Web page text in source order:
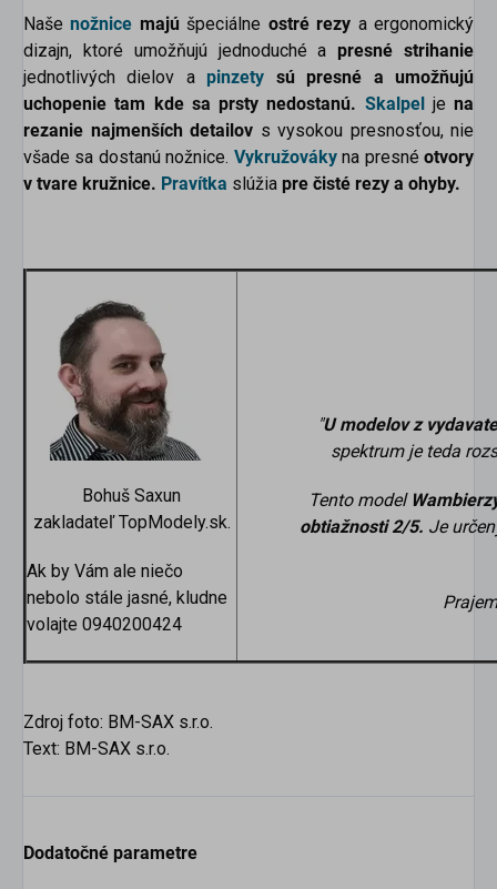
Našenožnice majú špeciálne ostré rezy a ergonomický
dizajn, ktoré umožňujú jednoduché a presné strihanie
jednotlivých dielov a pinzety sú presné a umožňujú
uchopenie tam kde sa prsty nedostanú. Skalpel je na
rezanie najmenších detailov s vysokou presnosťou, nie
všade sa dostanú nožnice. Vykružováky na presnéotvory
v tvare kružnice. Pravítka slúžia pre čisté rezy a ohyby.
Bohuš Saxun
zakladateľ TopModely.sk.
Ak by Vám ale niečo
nebolo stále jasné, kludne
volajte 0940200424
"U modelov z
spektrum je teda
Tento model
obtiažnosti 2/5. Je
Zdroj foto: BM-SAX s.r.o.
Text: BM-SAX s.r.o.
Dodatočné parametre